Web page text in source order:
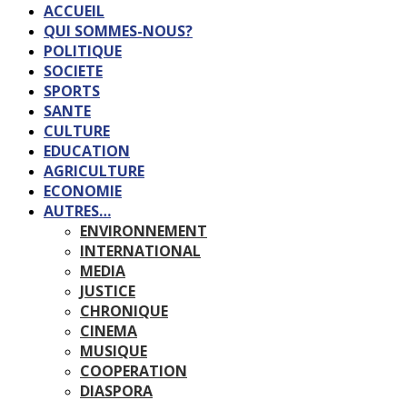
ACCUEIL
QUI SOMMES-NOUS?
POLITIQUE
SOCIETE
SPORTS
SANTE
CULTURE
EDUCATION
AGRICULTURE
ECONOMIE
AUTRES…
ENVIRONNEMENT
INTERNATIONAL
MEDIA
JUSTICE
CHRONIQUE
CINEMA
MUSIQUE
COOPERATION
DIASPORA